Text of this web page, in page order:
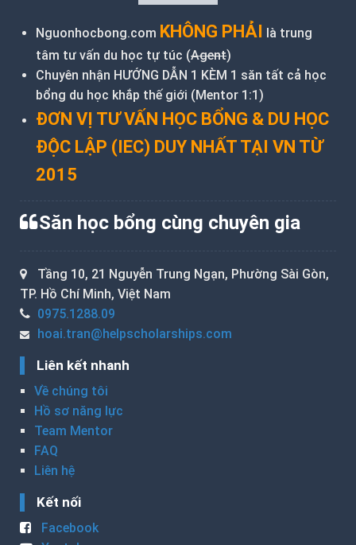
Nguonhocbong.com KHÔNG PHẢI là trung
tâm tư vấn du học tự túc (Agent)
Chuyên nhận HƯỚNG DẪN 1 KÈM 1 săn tất cả học
bổng du học khắp thế giới (Mentor 1:1)
ĐƠN VỊ TƯ VẤN HỌC BỔNG & DU HỌC
ĐỘC LẬP (IEC) DUY NHẤT TẠI VN TỪ
2015
Săn học bổng cùng chuyên gia
Tầng 10, 21 Nguyễn Trung Ngạn, Phường Sài Gòn,
TP. Hồ Chí Minh, Việt Nam
0975.1288.09
hoai.tran@helpscholarships.com
Liên kết nhanh
Về chúng tôi
Hồ sơ năng lực
Team Mentor
FAQ
Liên hệ
Kết nối
Facebook